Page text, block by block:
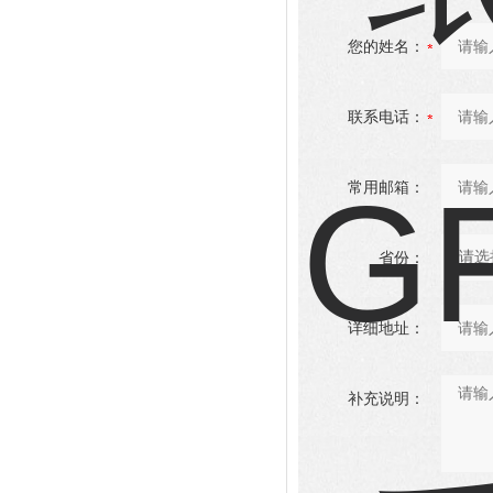
您的姓名：
联系电话：
常用邮箱：
省份：
详细地址：
补充说明：